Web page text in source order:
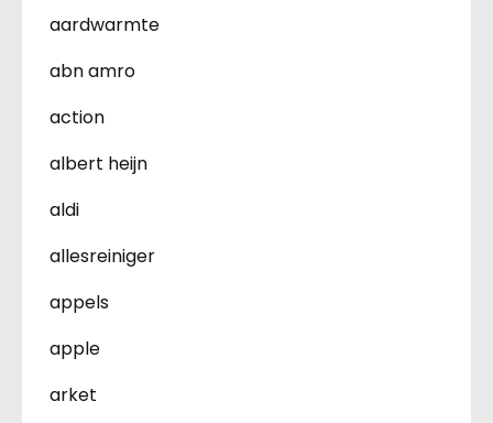
aardwarmte
abn amro
action
albert heijn
aldi
allesreiniger
appels
apple
arket